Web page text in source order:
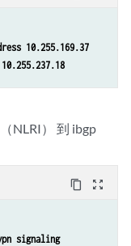
10.255.169.37
NLRI） 到 ibgp
content_copy zoom_out_map
signaling